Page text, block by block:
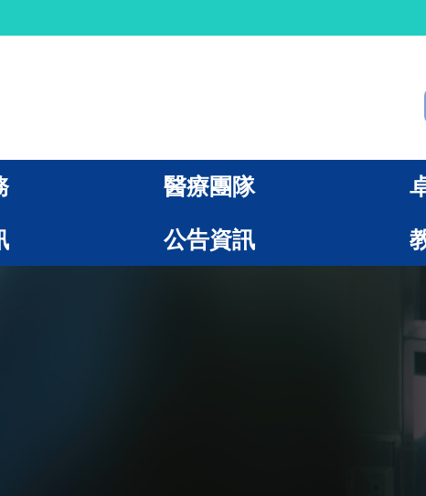
醫療團隊
公告資訊